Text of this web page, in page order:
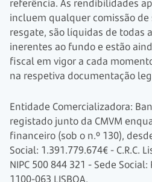
referência. As rendibilidades
incluem qualquer comissão de
resgate, são líquidas de todas
inerentes ao fundo e estão
fiscal em vigor a cada
na respetiva documentação
Entidade Comercializadora:
registado junto da CMVM
financeiro (sob o n.º 130),
Social: 1.391.779.674€- C.R.C.
NIPC 500 844 321 - Sede Social:
1100-063 LISBOA.